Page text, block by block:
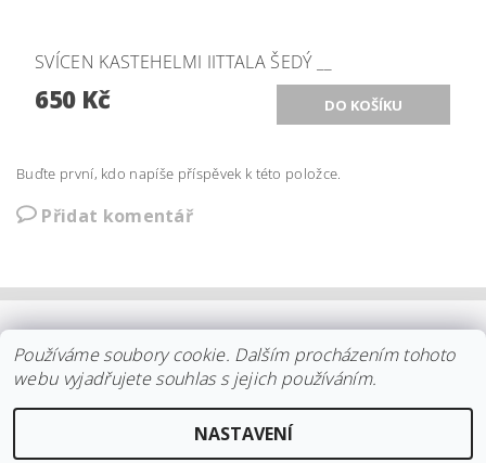
SVÍCEN KASTEHELMI IITTALA ŠEDÝ __
650 Kč
Buďte první, kdo napíše příspěvek k této položce.
Přidat komentář
| KOLEKCE STELTON | DISTRIBUCE IITTALA |
REKLAMACE/ODSTOUPENÍ | VŠE O NÁKUPU | KDO JSME
KONTAKT
Používáme soubory cookie. Dalším procházením tohoto
webu vyjadřujete souhlas s jejich používáním.
NASTAVENÍ